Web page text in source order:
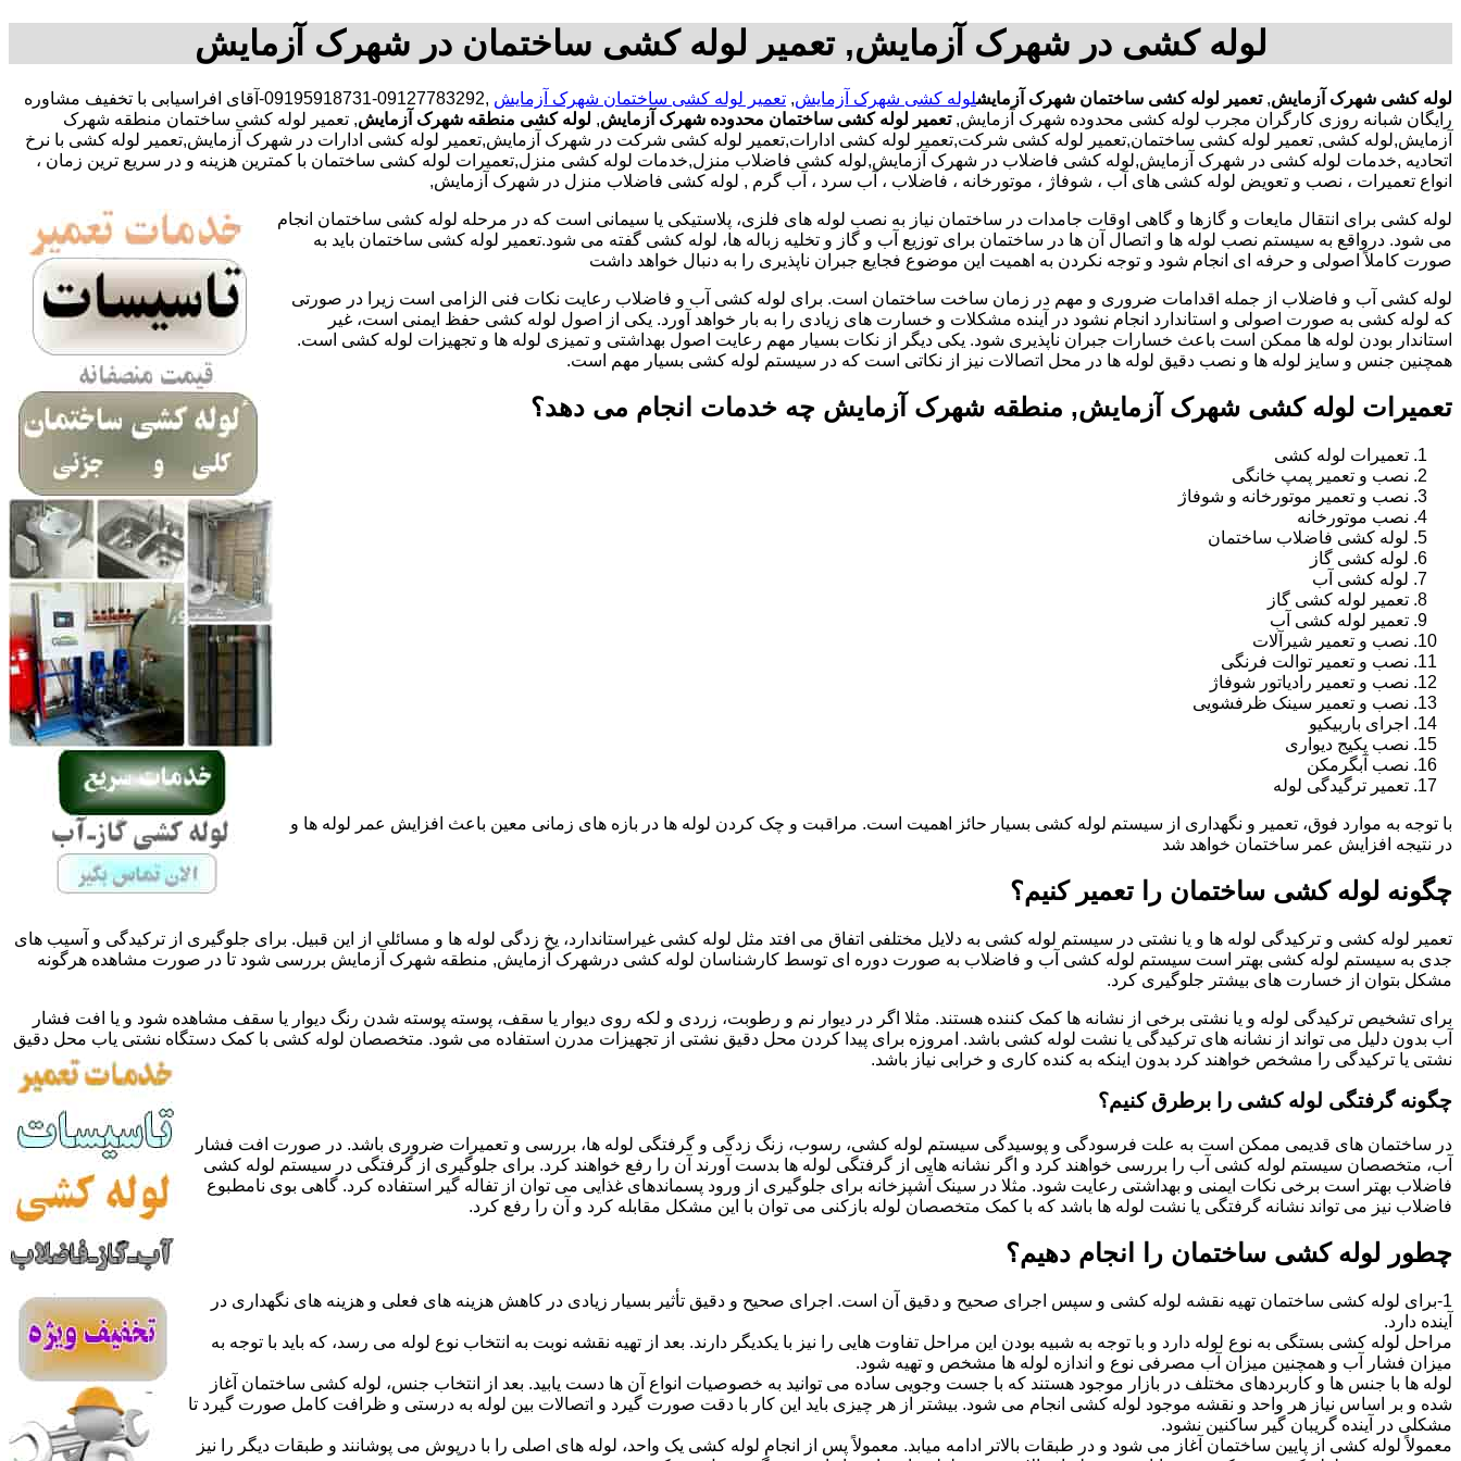
لوله کشی در شهرک آزمایش, تعمیر لوله کشی ساختمان در شهرک آزمایش
لوله کشی شهرک آزمایش,تعمیر لوله کشی ساختمان شهرک آزمایشلوله کشی شهرک آزمایش, تعمیر لوله کشی ساختمان شهرک آزمایش
,09127783292-09195918731-آقای افراسیابی با تخفیف مشاوره
رایگان شبانه روزی کارگران مجرب لوله کشی محدوده شهرک آزمایش,تعمیر لوله کشی ساختمان محدوده شهرک آزمایش, لوله کشی منطقه شهرک آزمایش, تعمیر لوله کشی ساختمان منطقه شهرک
آزمایش,لوله کشی, تعمیر لوله کشی ساختمان,تعمیر لوله کشی شرکت,تعمیر لوله کشی ادارات,تعمیر لوله کشی شرکت در شهرک آزمایش,تعمیر لوله کشی ادارات در شهرک آزمایش,تعمیر لوله کشی با نرخ
اتحادیه ,خدمات لوله کشی در شهرک آزمایش,لوله کشی فاضلاب در شهرک آزمایش,لوله کشی فاضلاب منزل,خدمات لوله کشی منزل,تعمیرات لوله کشی ساختمان با کمترین هزینه و در سریع ترین زمان ،
انواع تعمیرات ، نصب و تعویض لوله کشی های آب ، شوفاژ ، موتورخانه ، فاضلاب ، آب سرد ، آب گرم , لوله کشی فاضلاب منزل در شهرک آزمایش,
لوله کشی برای انتقال مایعات و گازها و گاهی اوقات جامدات در ساختمان نیاز به نصب لوله های فلزی، پلاستیکی یا سیمانی است که در مرحله لوله کشی ساختمان انجام
می شود. درواقع به سیستم نصب لوله ها و اتصال آن ها در ساختمان برای توزیع آب و گاز و تخلیه زباله ها، لوله کشی گفته می شود.تعمیر لوله کشی ساختمان باید به
صورت کاملاً اصولی و حرفه ای انجام شود و توجه نکردن به اهمیت این موضوع فجایع جبران ناپذیری را به دنبال خواهد داشت
لوله کشی آب و فاضلاب از جمله اقدامات ضروری و مهم در زمان ساخت ساختمان است. برای لوله کشی آب و فاضلاب رعایت نکات فنی الزامی است زیرا در صورتی
که لوله کشی به صورت اصولی و استاندارد انجام نشود در آینده مشکلات و خسارت های زیادی را به بار خواهد آورد. یکی از اصول لوله کشی حفظ ایمنی است، غیر
استاندار بودن لوله ها ممکن است باعث خسارات جبران ناپذیری شود. یکی دیگر از نکات بسیار مهم رعایت اصول بهداشتی و تمیزی لوله ها و تجهیزات لوله کشی است.
همچنین جنس و سایز لوله ها و نصب دقیق لوله ها در محل اتصالات نیز از نکاتی است که در سیستم لوله کشی بسیار مهم است.
تعمیرات لوله کشی شهرک آزمایش, منطقه شهرک آزمایش چه خدمات انجام می دهد؟
تعمیرات لوله کشی
نصب و تعمیر پمپ خانگی
نصب و تعمیر موتورخانه و شوفاژ
نصب موتورخانه
لوله کشی فاضلاب ساختمان
لوله کشی گاز
لوله کشی آب
تعمیر لوله کشی گاز
تعمیر لوله کشی آب
نصب و تعمیر شیرآلات
نصب و تعمیر توالت فرنگی
نصب و تعمیر رادیاتور شوفاژ
نصب و تعمیر سینک ظرفشویی
اجرای باربیکیو
نصب پکیج دیواری
نصب آبگرمکن
تعمیر ترگیدگی لوله
با توجه به موارد فوق، تعمیر و نگهداری از سیستم لوله کشی بسیار حائز اهمیت است. مراقبت و چک کردن لوله ها در بازه های زمانی معین باعث افزایش عمر لوله ها و
در نتیجه افزایش عمر ساختمان خواهد شد
چگونه لوله کشی ساختمان را تعمیر کنیم؟
تعمیر لوله کشی و ترکیدگی لوله ها و یا نشتی در سیستم لوله کشی به دلایل مختلفی اتفاق می افتد مثل لوله کشی غیراستاندارد، یخ زدگی لوله ها و مسائلی از این قبیل. برای جلوگیری از ترکیدگی و آسیب های
جدی به سیستم لوله کشی بهتر است سیستم لوله کشی آب و فاضلاب به صورت دوره ای توسط کارشناسان لوله کشی درشهرک آزمایش, منطقه شهرک آزمایش بررسی شود تا در صورت مشاهده هرگونه
مشکل بتوان از خسارت های بیشتر جلوگیری کرد.
برای تشخیص ترکیدگی لوله و یا نشتی برخی از نشانه ها کمک کننده هستند. مثلا اگر در دیوار نم و رطوبت، زردی و لکه روی دیوار یا سقف، پوسته پوسته شدن رنگ دیوار یا سقف مشاهده شود و یا افت فشار
آب بدون دلیل می تواند از نشانه های ترکیدگی یا نشت لوله کشی باشد. امروزه برای پیدا کردن محل دقیق نشتی از تجهیزات مدرن استفاده می شود. متخصصان لوله کشی با کمک دستگاه نشتی یاب محل دقیق
نشتی یا ترکیدگی را مشخص خواهند کرد بدون اینکه به کنده کاری و خرابی نیاز باشد.
چگونه گرفتگی لوله کشی را برطرق کنیم؟
در ساختمان های قدیمی ممکن است به علت فرسودگی و پوسیدگی سیستم لوله کشی، رسوب، زنگ زدگی و گرفتگی لوله ها، بررسی و تعمیرات ضروری باشد. در صورت افت فشار
آب، متخصصان سیستم لوله کشی آب را بررسی خواهند کرد و اگر نشانه هایی از گرفتگی لوله ها بدست آورند آن را رفع خواهند کرد. برای جلوگیری از گرفتگی در سیستم لوله کشی
فاضلاب بهتر است برخی نکات ایمنی و بهداشتی رعایت شود. مثلا در سینک آشپزخانه برای جلوگیری از ورود پسماندهای غذایی می توان از تفاله گیر استفاده کرد. گاهی بوی نامطبوع
فاضلاب نیز می تواند نشانه گرفتگی یا نشت لوله ها باشد که با کمک متخصصان لوله بازکنی می توان با این مشکل مقابله کرد و آن را رفع کرد.
چطور لوله کشی ساختمان را انجام دهیم؟
1-برای لوله کشی ساختمان تهیه نقشه لوله کشی و سپس اجرای صحیح و دقیق آن است. اجرای صحیح و دقیق تأثیر بسیار زیادی در کاهش هزینه های فعلی و هزینه های نگهداری در
آینده دارد.
مراحل لوله کشی بستگی به نوع لوله دارد و با توجه به شبیه بودن این مراحل تفاوت هایی را نیز با یکدیگر دارند. بعد از تهیه نقشه نوبت به انتخاب نوع لوله می رسد، که باید با توجه به
میزان فشار آب و همچنین میزان آب مصرفی نوع و اندازه لوله ها مشخص و تهیه شود.
لوله ها با جنس ها و کاربردهای مختلف در بازار موجود هستند که با جست وجویی ساده می توانید به خصوصیات انواع آن ها دست یابید. بعد از انتخاب جنس، لوله کشی ساختمان آغاز
شده و بر اساس نیاز هر واحد و نقشه موجود لوله کشی انجام می شود. بیشتر از هر چیزی باید این کار با دقت صورت گیرد و اتصالات بین لوله به درستی و ظرافت کامل صورت گیرد تا
مشکلی در آینده گریبان گیر ساکنین نشود.
معمولاً لوله کشی از پایین ساختمان آغاز می شود و در طبقات بالاتر ادامه میابد. معمولاً پس از انجام لوله کشی یک واحد، لوله های اصلی را با درپوش می پوشانند و طبقات دیگر را نیز